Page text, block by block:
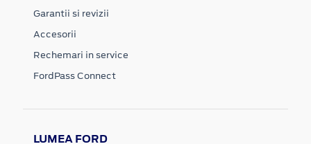
Garantii si revizii
Accesorii
Rechemari in service
FordPass Connect
LUMEA FORD